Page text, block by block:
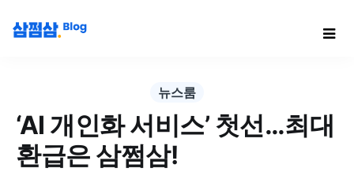
뉴스룸
‘AI 개인화 서비스’ 첫선…최대
환급은 삼쩜삼!